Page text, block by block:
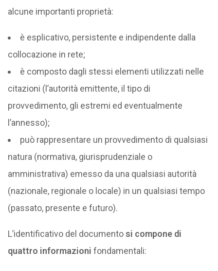
alcune importanti proprietà:
è esplicativo, persistente e indipendente dalla
collocazione in rete;
è composto dagli stessi elementi utilizzati nelle
citazioni (l’autorità emittente, il tipo di
provvedimento, gli estremi ed eventualmente
l’annesso);
può rappresentare un provvedimento di qualsiasi
natura (normativa, giurisprudenziale o
amministrativa) emesso da una qualsiasi autorità
(nazionale, regionale o locale) in un qualsiasi tempo
(passato, presente e futuro).
L’identificativo del documentosi compone di
quattro informazioni fondamentali: